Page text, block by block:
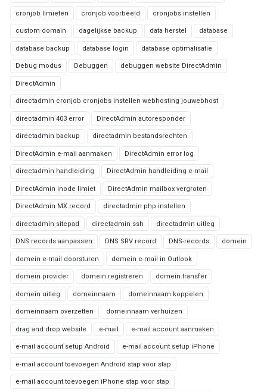
cronjob limieten cronjob voorbeeld cronjobs instellen
custom domain dagelijkse backup data herstel database
database backup database login database optimalisatie
Debug modus Debuggen debuggen website DirectAdmin
DirectAdmin
directadmin cronjob cronjobs instellen webhosting jouwebhost
directadmin 403 error DirectAdmin autoresponder
directadmin backup directadmin bestandsrechten
DirectAdmin e-mail aanmaken DirectAdmin error log
directadmin handleiding DirectAdmin handleiding e-mail
DirectAdmin inode limiet DirectAdmin mailbox vergroten
DirectAdmin MX record directadmin php instellen
directadmin sitepad directadmin ssh directadmin uitleg
DNS records aanpassen DNS SRV record DNS-records domein
domein e-mail doorsturen domein e-mail in Outlook
domein provider domein registreren domein transfer
domein uitleg domeinnaam domeinnaam koppelen
domeinnaam overzetten domeinnaam verhuizen
drag and drop website e-mail e-mail account aanmaken
e-mail account setup Android e-mail account setup iPhone
e-mail account toevoegen Android stap voor stap
e-mail account toevoegen iPhone stap voor stap